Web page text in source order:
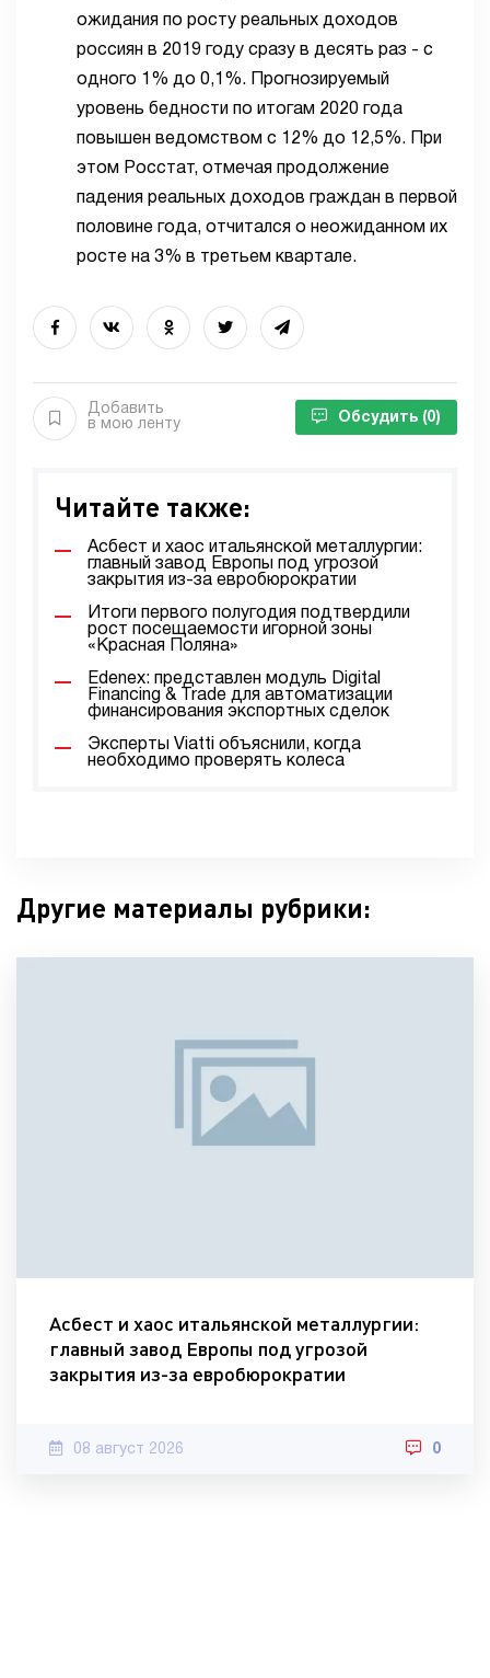
ожидания по росту реальных доходов
россиян в 2019 году сразу в десять раз - с
одного 1% до 0,1%. Прогнозируемый
уровень бедности по итогам 2020 года
повышен ведомством с 12% до 12,5%. При
этом Росстат, отмечая продолжение
падения реальных доходов граждан в первой
половине года, отчитался о неожиданном их
росте на 3% в третьем квартале.
Добавить
в мою ленту
Обсудить (0)
Читайте также:
Асбест и хаос итальянской металлургии:
главный завод Европы под угрозой
закрытия из-за евробюрократии
Итоги первого полугодия подтвердили
рост посещаемости игорной зоны
«Красная Поляна»
Edenex: представлен модуль Digital
Financing & Trade для автоматизации
финансирования экспортных сделок
Эксперты Viatti объяснили, когда
необходимо проверять колеса
Другие материалы рубрики:
Асбест и хаос итальянской металлургии:
главный завод Европы под угрозой
закрытия из-за евробюрократии
08 август 2026 0